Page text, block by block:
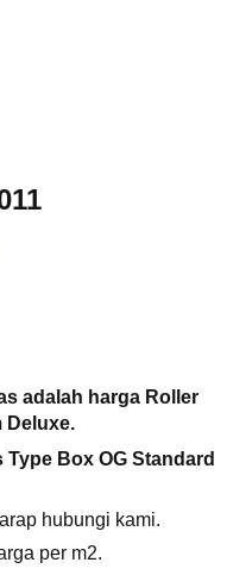
adalah harga Roller
Deluxe.
Box OG Standard
hubungi kami.
per m2.